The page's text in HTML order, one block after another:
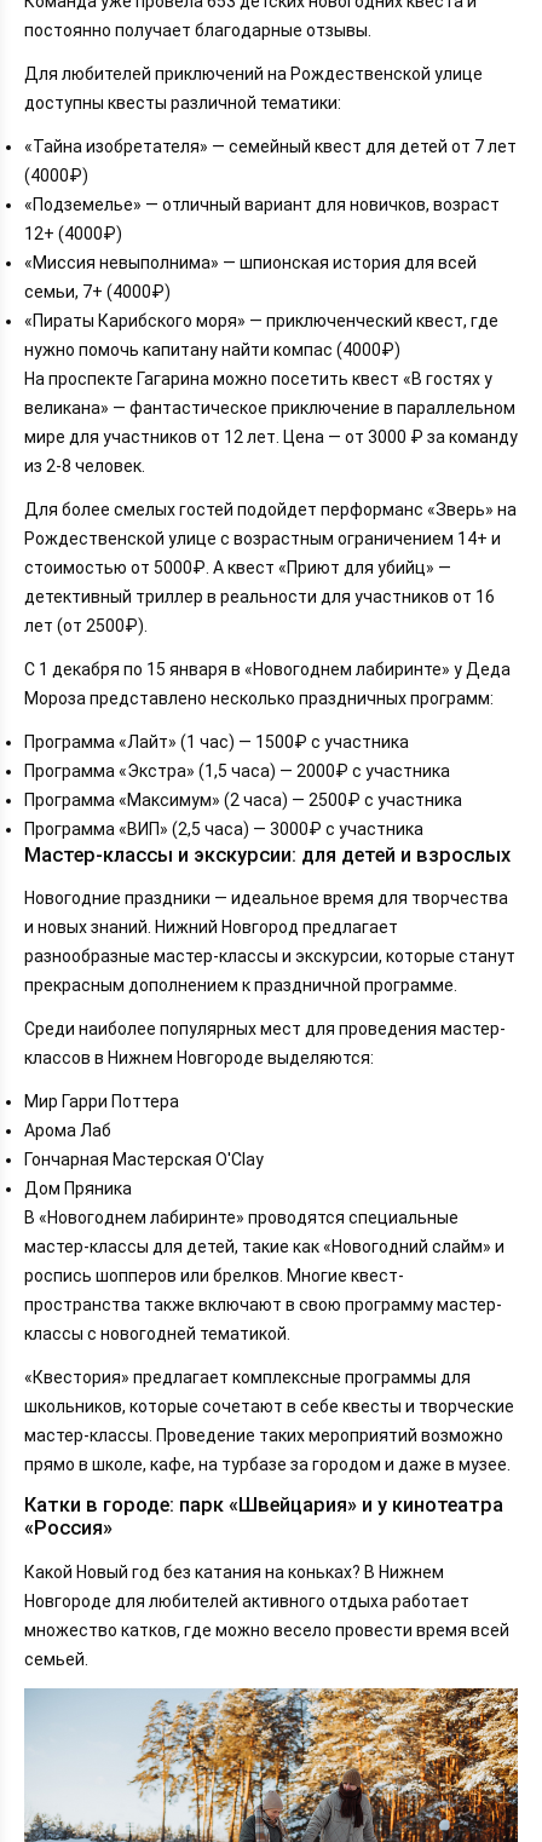
постоянно получает благодарные отзывы.
Для любителей приключений на Рождественской улице
доступны квесты различной тематики:
«Тайна изобретателя» — семейный квест для детей от 7 лет
(4000₽)
«Подземелье» — отличный вариант для новичков, возраст
12+ (4000₽)
«Миссия невыполнима» — шпионская история для всей
семьи, 7+ (4000₽)
«Пираты Карибского моря» — приключенческий квест, где
нужно помочь капитану найти компас (4000₽)
На проспекте Гагарина можно посетить квест «В гостях у
великана» — фантастическое приключение в параллельном
мире для участников от 12 лет. Цена — от 3000 ₽ за команду
из 2-8 человек.
Для более смелых гостей подойдет перформанс «Зверь» на
Рождественской улице с возрастным ограничением 14+ и
стоимостью от 5000₽. А квест «Приют для убийц» —
детективный триллер в реальности для участников от 16
лет (от 2500₽).
С 1 декабря по 15 января в «Новогоднем лабиринте» у Деда
Мороза представлено несколько праздничных программ:
Программа «Лайт» (1 час) — 1500₽ с участника
Программа «Экстра» (1,5 часа) — 2000₽ с участника
Программа «Максимум» (2 часа) — 2500₽ с участника
Программа «ВИП» (2,5 часа) — 3000₽ с участника
Мастер-классы и экскурсии: для детей и взрослых
Новогодние праздники — идеальное время для творчества
и новых знаний. Нижний Новгород предлагает
разнообразные мастер-классы и экскурсии, которые станут
прекрасным дополнением к праздничной программе.
Среди наиболее популярных мест для проведения мастер-
классов в Нижнем Новгороде выделяются:
Мир Гарри Поттера
Арома Лаб
Гончарная Мастерская O'Clay
Дом Пряника
В «Новогоднем лабиринте» проводятся специальные
мастер-классы для детей, такие как «Новогодний слайм» и
роспись шопперов или брелков. Многие квест-
пространства также включают в свою программу мастер-
классы с новогодней тематикой.
«Квестория» предлагает комплексные программы для
школьников, которые сочетают в себе квесты и творческие
мастер-классы. Проведение таких мероприятий возможно
прямо в школе, кафе, на турбазе за городом и даже в музее.
Катки в городе: парк «Швейцария» и у кинотеатра
«Россия»
Какой Новый год без катания на коньках? В Нижнем
Новгороде для любителей активного отдыха работает
множество катков, где можно весело провести время всей
семьей.